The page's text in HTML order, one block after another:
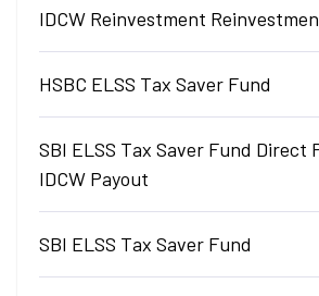
IDCW Reinvestment
HSBC ELSS Tax Saver Fund
SBI ELSS Tax Saver Fund Direct
IDCW Payout
SBI ELSS Tax Saver Fund